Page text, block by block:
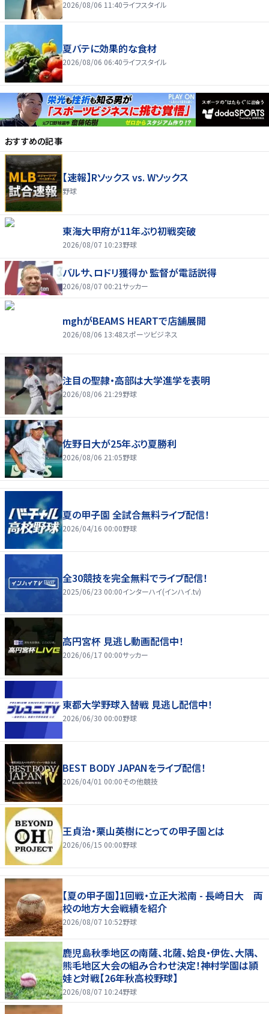
2026/08/06 11:40ライフスタイル
夏バテに効果的な食材
2026/08/06 06:40ライフスタイル
おすすめの記事
【速報】Rソックス vs. Wソックス
野球
東海大甲府が11年ぶり初戦突破
2026/08/07 10:23野球
バルサ、ロドリ獲得か 監督が電話説得
2026/08/07 00:21サッカー
mghがBEAMS HEARTで店舗展開
2026/08/06 13:48スポーツビジネス
注目の聖隷・高部は大学進学を表明
2026/08/06 21:29野球
佐野日大が25年ぶり夏勝利
2026/08/06 21:05野球
夏の甲子園 全試合無料ライブ配信！
2026/04/16 00:00野球
全30競技を完全無料でライブ配信！
2025/06/23 00:00インターハイ(インハイ.tv)
高円宮杯 見逃し動画配信中！
2026/06/17 00:00サッカー
東都大学野球入替戦 見逃し配信中！
2026/06/30 00:00野球
BEST BODY JAPANをライブ配信！
2026/04/01 00:00その他競技
王貞治・栗山英樹にとっての甲子園とは
2026/06/15 00:00野球
【夏の甲子園】1回戦・立正大淞南 - 長崎日大 両
校の地方大会戦績を紹介
2026/08/07 10:52野球
鹿児島秋季地区の南薩、北薩、姶良・伊佐、大隅、
熊毛地区大会の組み合わせ決定！神村学園は頴
娃と対戦【26年秋高校野球】
2026/08/07 10:24野球